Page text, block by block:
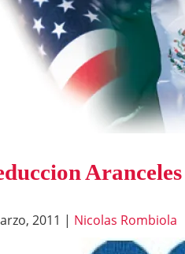
2011 | Nicolas Rombiola